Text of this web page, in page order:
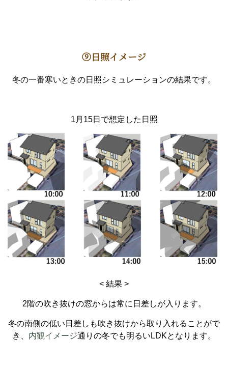
⑨日照イメージ
冬の一番寒いときの日照シミュレーションの結果です。
1月15日で想定した日照
< 結果 >
2階の吹き抜けの窓からは常に日差しが入ります。
冬の南側の低い日差しも吹き抜けから取り入れることがで
き、 内観イメージ通りの冬でも明るいLDKとなります。